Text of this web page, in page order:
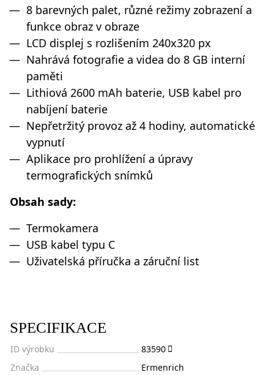
8 barevných palet, různé režimy zobrazení a
funkce obraz v obraze
LCD displej s rozlišením 240x320 px
Nahrává fotografie a videa do 8 GB interní
paměti
Lithiová 2600 mAh baterie, USB kabel pro
nabíjení baterie
Nepřetržitý provoz až 4 hodiny, automatické
vypnutí
Aplikace pro prohlížení a úpravy
termografických snímků
Obsah sady:
Termokamera
USB kabel typu C
Uživatelská příručka a záruční list
SPECIFIKACE
ID výrobku
83590
Značka
Ermenrich